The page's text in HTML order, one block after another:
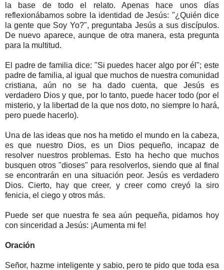
la base de todo el relato. Apenas hace unos días
reflexionábamos sobre la identidad de Jesús: "¿Quién dice
la gente que Soy Yo?", preguntaba Jesús a sus discípulos.
De nuevo aparece, aunque de otra manera, esta pregunta
para la multitud.
El padre de familia dice: "Si puedes hacer algo por él"; este
padre de familia, al igual que muchos de nuestra comunidad
cristiana, aún no se ha dado cuenta, que Jesús es
verdadero Dios y que, por lo tanto, puede hacer todo (por el
misterio, y la libertad de la que nos doto, no siempre lo hará,
pero puede hacerlo).
Una de las ideas que nos ha metido el mundo en la cabeza,
es que nuestro Dios, es un Dios pequeño, incapaz de
resolver nuestros problemas. Esto ha hecho que muchos
busquen otros "dioses" para resolverlos, siendo que al final
se encontrarán en una situación peor. Jesús es verdadero
Dios. Cierto, hay que creer, y creer como creyó la siro
fenicia, el ciego y otros más.
Puede ser que nuestra fe sea aún pequeña, pidamos hoy
con sinceridad a Jesús: ¡Aumenta mi fe!
Oración
Señor, hazme inteligente y sabio, pero te pido que toda esa